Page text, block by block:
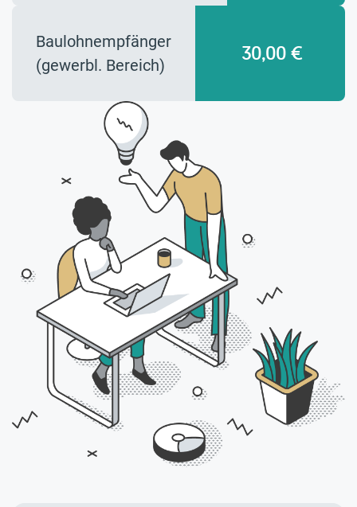
Baulohnempfänger
(gewerbl. Bereich)
30,00 €